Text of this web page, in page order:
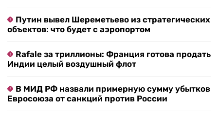
Путин вывел Шереметьево из стратегических
объектов: что будет с аэропортом
Rafale за триллионы: Франция готова продать
Индии целый воздушный флот
В МИД РФ назвали примерную сумму убытков
Евросоюза от санкций против России